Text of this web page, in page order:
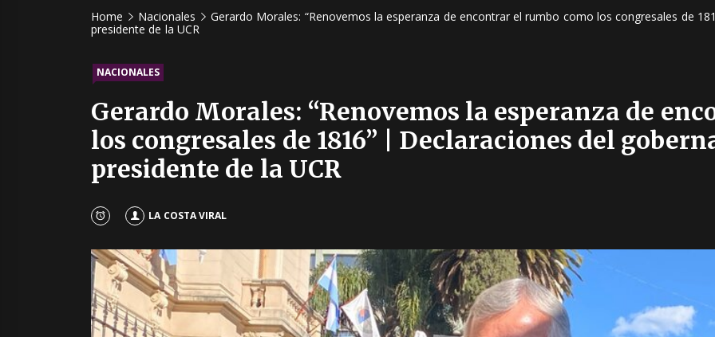
Home Nacionales
Gerardo Morales: “Renovemos la esperanza de encontrar el rumbo como los congresales de
presidente de la UCR
NACIONALES
Gerardo Morales: “Renovemos la esperanza de
los congresales de 1816” | Declaraciones del
presidente de la UCR
LA COSTA VIRAL